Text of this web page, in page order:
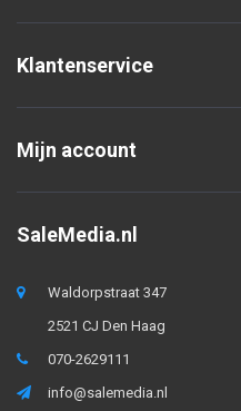
Klantenservice
Mijn account
SaleMedia.nl
Waldorpstraat 347
2521 CJ Den Haag
070-2629111
info@salemedia.nl